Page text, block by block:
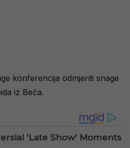
konferencija odmjeriti snage
iz Beča.